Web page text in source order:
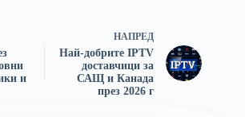
и
НАПРЕД
Най-добрите IPTV
доставчици за
САЩ и Канада
през 2026 г